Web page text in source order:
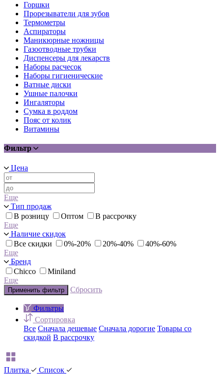
Горшки
Прорезыватели для зубов
Термометры
Аспираторы
Маникюрные ножницы
Газоотводные трубки
Диспенсеры для лекарств
Наборы расчесок
Наборы гигиенические
Ватные диски
Ушные палочки
Ингаляторы
Сумка в роддом
Пояс от колик
Витамины
Фильтр
Цена
Еще
Тип продаж
В розницу
Оптом
В рассрочку
Еще
Наличие скидок
Все скидки
0%-20% 20%-40%
40%-60%
Еще
Бренд
Chicco
Miniland
Еще
Применить фильтр Сбросить
Фильтры
Сортировка
Все Сначала дешевые Сначала дорогие Товары со
скидкой В рассрочку
Плитка
Список